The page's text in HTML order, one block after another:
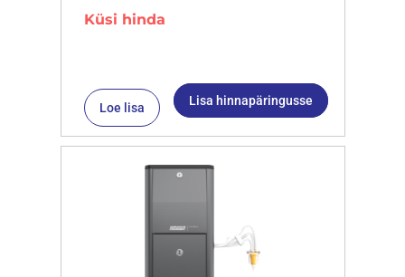
Küsi hinda
Loe lisa Lisa hinnapäringusse